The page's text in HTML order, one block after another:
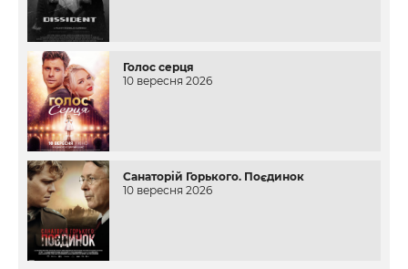
Голос серця
10 вересня 2026
Санаторій Горького. Поєдинок
10 вересня 2026